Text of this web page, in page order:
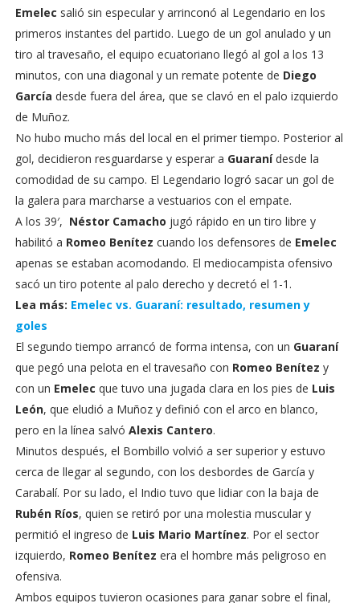
Emelec salió sin especular y arrinconó al Legendario en los
primeros instantes del partido. Luego de un gol anulado y un
tiro al travesaño, el equipo ecuatoriano llegó al gol a los 13
minutos, con una diagonal y un remate potente de Diego
García desde fuera del área, que se clavó en el palo izquierdo
de Muñoz.
No hubo mucho más del local en el primer tiempo. Posterior al
gol, decidieron resguardarse y esperar a Guaranídesde la
comodidad de su campo. El Legendario logró sacar un gol de
la galera para marcharse a vestuarios con el empate.
A los 39′, Néstor Camacho jugó rápido en un tiro libre y
habilitó a Romeo Benítez cuando los defensores de Emelec
apenas se estaban acomodando. El mediocampista ofensivo
sacó un tiro potente al palo derecho y decretó el 1-1.
Lea más: Emelec vs. Guaraní: resultado, resumen y
goles
El segundo tiempo arrancó de forma intensa, con un Guaraní
que pegó una pelota en el travesaño con Romeo Benítez y
con un Emelec que tuvo una jugada clara en los pies de Luis
León, que eludió a Muñoz y definió con el arco en blanco,
pero en la línea salvó Alexis Cantero.
Minutos después, el Bombillo volvió a ser superior y estuvo
cerca de llegar al segundo, con los desbordes de García y
Carabalí. Por su lado, el Indio tuvo que lidiar con la baja de
Rubén Ríos, quien se retiró por una molestia muscular y
permitió el ingreso de Luis Mario Martínez. Por el sector
izquierdo, Romeo Benítez era el hombre más peligroso en
ofensiva.
Ambos equipos tuvieron ocasiones para ganar sobre el final,